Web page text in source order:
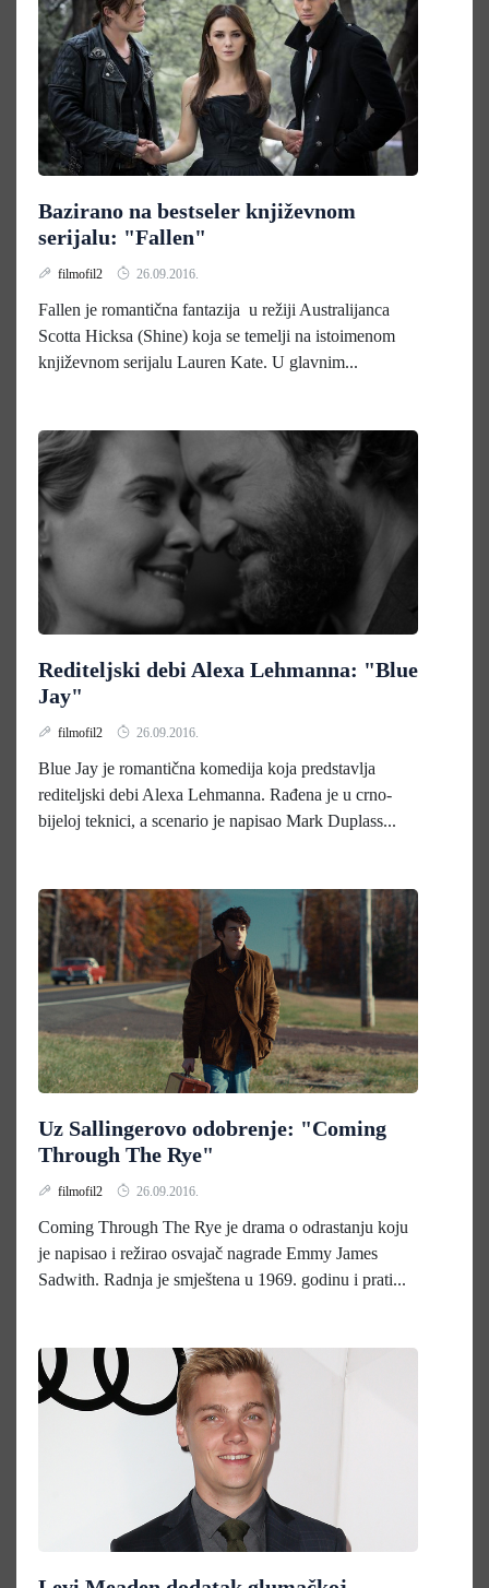
Bazirano na bestseler književnom
serijalu: "Fallen"
filmofil2 26.09.2016.
Fallen je romantična fantazija u režiji Australijanca
Scotta Hicksa (Shine) koja se temelji na istoimenom
književnom serijalu Lauren Kate. U glavnim...
Rediteljski debi Alexa Lehmanna: "Blue
Jay"
filmofil2 26.09.2016.
Blue Jay je romantična komedija koja predstavlja
rediteljski debi Alexa Lehmanna. Rađena je u crno-
bijeloj teknici, a scenario je napisao Mark Duplass...
Uz Sallingerovo odobrenje: "Coming
Through The Rye"
filmofil2 26.09.2016.
Coming Through The Rye je drama o odrastanju koju
je napisao i režirao osvajač nagrade Emmy James
Sadwith. Radnja je smještena u 1969. godinu i prati...